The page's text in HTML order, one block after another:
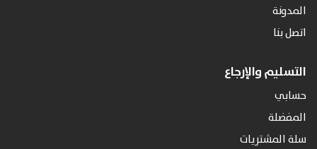
المدونة
اتصل بنا
التسليم والإرجاع
حسابي
المفضلة
سلة المشتريات